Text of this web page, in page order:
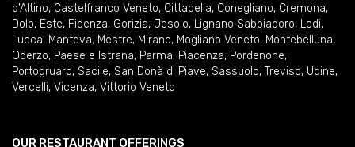
d'Altino, Castelfranco Veneto, Cittadella, Conegliano, Cremona,
Dolo, Este, Fidenza, Gorizia, Jesolo, Lignano Sabbiadoro, Lodi,
Lucca, Mantova, Mestre, Mirano, Mogliano Veneto, Montebelluna,
Oderzo, Paese e Istrana, Parma, Piacenza, Pordenone,
Portogruaro, Sacile, San Donà di Piave, Sassuolo, Treviso, Udine,
Vercelli, Vicenza, Vittorio Veneto
OUR RESTAURANT OFFERINGS